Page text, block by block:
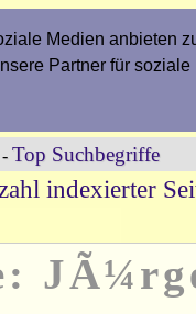
Medien anbieten
Partner für
- Top Suchbegriffe
indexierter